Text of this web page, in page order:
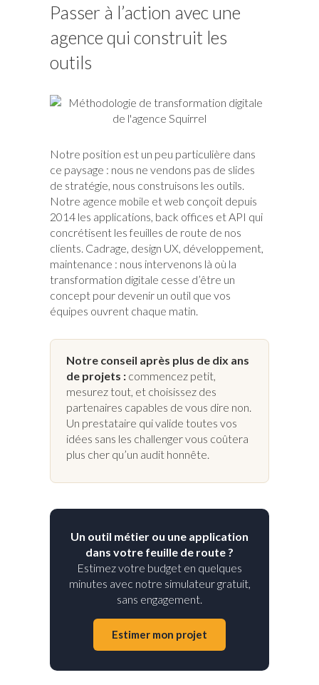
Passer à l’action avec une
agence qui construit les
outils
Notre position est un peu particulière dans
ce paysage : nous ne vendons pas de slides
de stratégie, nous construisons les outils.
Notre agence mobile et web conçoit depuis
2014 les applications, back offices et API qui
concrétisent les feuilles de route de nos
clients. Cadrage, design UX, développement,
maintenance : nous intervenons là où la
transformation digitale cesse d’être un
concept pour devenir un outil que vos
équipes ouvrent chaque matin.
Notre conseil après plus de dix ans
de projets : commencez petit,
mesurez tout, et choisissez des
partenaires capables de vous dire non.
Un prestataire qui valide toutes vos
idées sans les challenger vous coûtera
plus cher qu’un audit honnête.
Un outil métier ou une application
dans votre feuille de route ?
Estimez votre budget en quelques
minutes avec notre simulateur gratuit,
sans engagement.
Estimer mon projet